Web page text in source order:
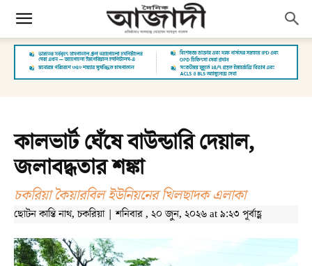
কালভার্ট ঘেঁষে বাউন্ডারি দেয়াল,
জলাবদ্ধতার শঙ্কা
চকরিয়া কৈয়ারবিল ইউনিয়নের খিলছাদক এলাকা
ছোটন কান্তি নাথ, চকরিয়া | শনিবার , ২০ জুন, ২০২৬ at ৯:২৩ পূর্বাহ্ণ